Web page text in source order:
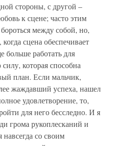
стороны, с другой –
к сцене; часто этим
между собой, но,
сцена обеспечивает
больше работать для
которая способна
план. Если мальчик,
жаждавший успеха, нашел
удовлетворение, то,
для него бесследно. И я
грома рукоплесканий и
со своим